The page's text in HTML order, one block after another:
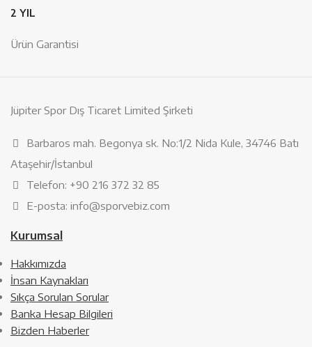
2 YIL
Ürün Garantisi
Jüpiter Spor Dış Ticaret Limited Şirketi
Barbaros mah. Begonya sk. No:1/2 Nida Kule, 34746 Batı
Ataşehir/İstanbul
Telefon: +90 216 372 32 85
E-posta: info@sporvebiz.com
Kurumsal
Hakkımızda
İnsan Kaynakları
Sıkça Sorulan Sorular
Banka Hesap Bilgileri
Bizden Haberler